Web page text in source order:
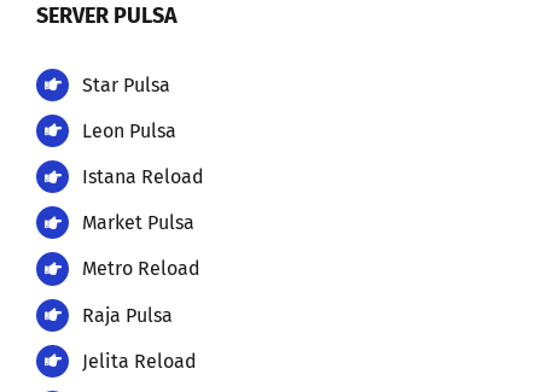
SERVER PULSA
Star Pulsa
Leon Pulsa
Istana Reload
Market Pulsa
Metro Reload
Raja Pulsa
Jelita Reload